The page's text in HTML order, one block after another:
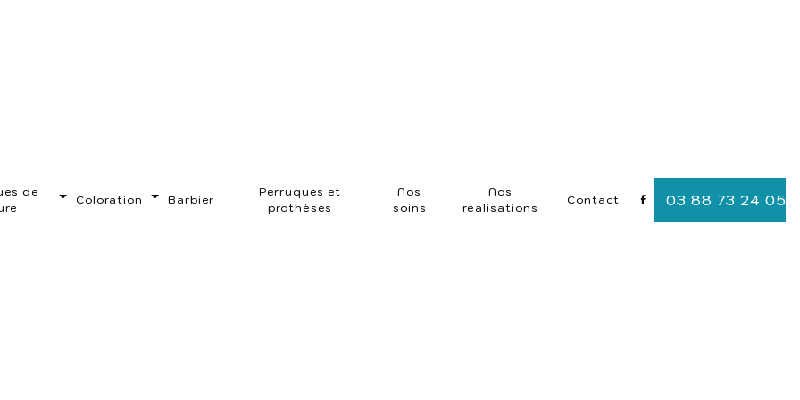
de
Coloration Barbier
Perruques et
prothèses
Nos
soins
Nos
réalisations
Contact 03 88 73 24 05